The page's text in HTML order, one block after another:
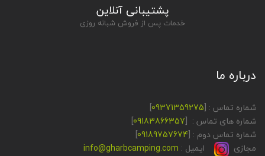
پشتیبانی آنلاین
خدمات پس از فروش شبانه روزی
درباره ما
شماره تماس : [09371359275
]
شماره های تماس : [09183866357
]
شماره تماس دوم : [09189757674
]
مجازی
ایمیل : info@gharbcamping.com